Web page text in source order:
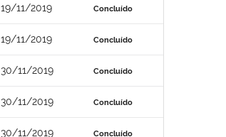
19/11/2019 Concluído
19/11/2019 Concluído
30/11/2019 Concluído
30/11/2019 Concluído
30/11/2019 Concluído